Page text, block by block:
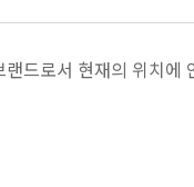
드로서 현재의 위치